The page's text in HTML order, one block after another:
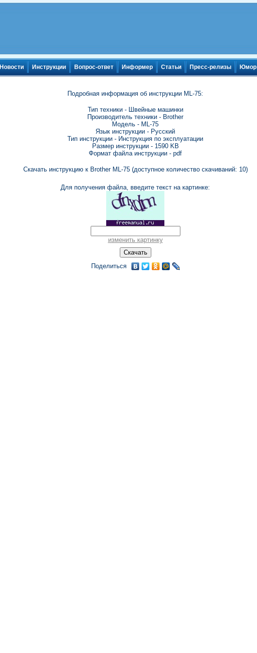
Новости Инструкции Вопрос-ответ Информер Статьи Пресс-релизы Юмор
Подробная информация об инструкции ML-75:
Тип техники - Швейные машинки
Производитель техники - Brother
Модель - ML-75
Язык инструкции - Русский
Тип инструкции - Инструкция по эксплуатации
Размер инструкции - 1590 KB
Формат файла инструкции - pdf
Скачать инструкцию к Brother ML-75 (доступное количество скачиваний: 10)
Для получения файла, введите текст на картинке:
изменить картинку
Поделиться